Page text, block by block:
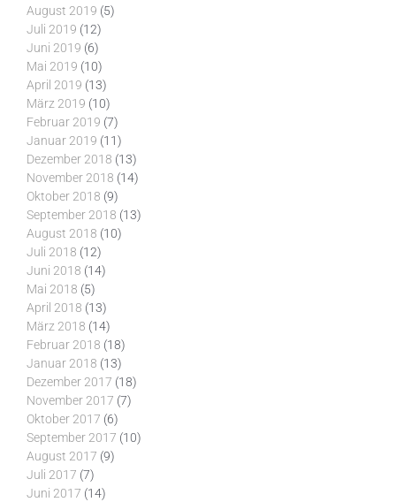
August 2019 (5)
Juli 2019 (12)
Juni 2019 (6)
Mai 2019 (10)
April 2019 (13)
März 2019 (10)
Februar 2019 (7)
Januar 2019 (11)
Dezember 2018 (13)
November 2018 (14)
Oktober 2018 (9)
September 2018 (13)
August 2018 (10)
Juli 2018 (12)
Juni 2018 (14)
Mai 2018 (5)
April 2018 (13)
März 2018 (14)
Februar 2018 (18)
Januar 2018 (13)
Dezember 2017 (18)
November 2017 (7)
Oktober 2017 (6)
September 2017 (10)
August 2017 (9)
Juli 2017 (7)
Juni 2017 (14)